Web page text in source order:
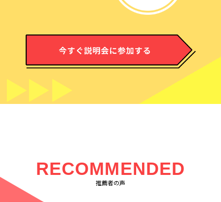
RECOMMENDED
推薦者の声